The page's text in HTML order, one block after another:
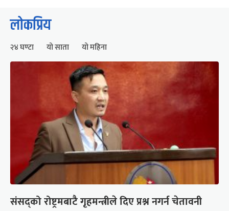
लोकप्रिय
२४ घण्टा यो साता यो महिना
संसद्को रोष्ट्रमबाटै गृहमन्त्रीले दिए प्रश्न नगर्न चेतावनी